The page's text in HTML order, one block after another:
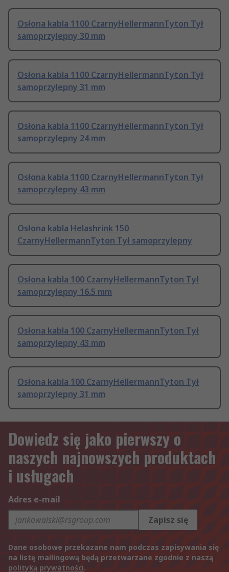
Osłona kabla 1100 CzarnyHellermannTyton Tył
samoprzylepny 30 mm
Osłona kabla 1100 CzarnyHellermannTyton Tył
samoprzylepny 31 mm
Osłona kabla 1100 CzarnyHellermannTyton Tył
samoprzylepny 24 mm
Osłona kabla 1100 CzarnyHellermannTyton Tył
samoprzylepny 43 mm
Osłona kabla Helashrink 150
CzarnyHellermannTyton Tył samoprzylepny
Osłona kabla 100 CzarnyHellermannTyton Tył
samoprzylepny 16.5 mm
Osłona kabla 100 CzarnyHellermannTyton Tył
samoprzylepny 43 mm
Osłona kabla 100 CzarnyHellermannTyton Tył
samoprzylepny 31 mm
Dowiedz się jako pierwszy o
naszych najnowszych produktach
i usługach
Adres e-mail
Zapisz się
Dane osobowe przekazane nam podczas zapisywania się
na listę mailingową będą przetwarzane zgodnie z naszą
polityką prywatności.